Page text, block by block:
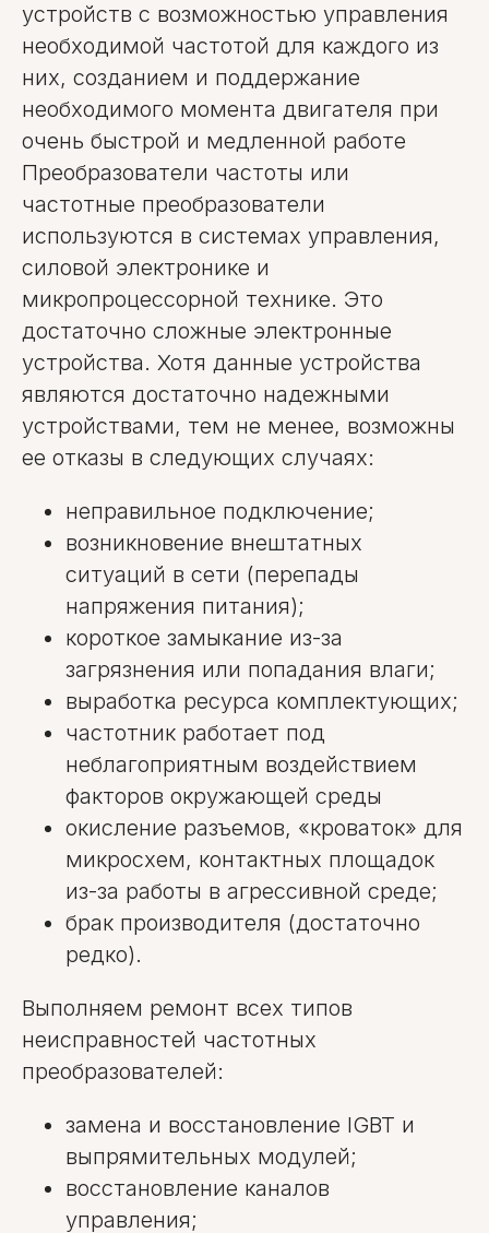
устройств с возможностью управления
необходимой частотой для каждого из
них, созданием и поддержание
необходимого момента двигателя при
очень быстрой и медленной работе
Преобразователи частоты или
частотные преобразователи
используются в системах управления,
силовой электронике и
микропроцессорной технике. Это
достаточно сложные электронные
устройства. Хотя данные устройства
являются достаточно надежными
устройствами, тем не менее, возможны
ее отказы в следующих случаях:
неправильное подключение;
возникновение внештатных
ситуаций в сети (перепады
напряжения питания);
короткое замыкание из-за
загрязнения или попадания влаги;
выработка ресурса комплектующих;
частотник работает под
неблагоприятным воздействием
факторов окружающей среды
окисление разъемов, «кроваток» для
микросхем, контактных площадок
из-за работы в агрессивной среде;
брак производителя (достаточно
редко).
Выполняем ремонт всех типов
неисправностей частотных
преобразователей:
замена и восстановление IGBT и
выпрямительных модулей;
восстановление каналов
управления;